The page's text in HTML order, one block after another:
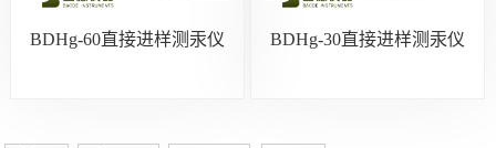
BDHg-60直接进样测汞仪 BDHg-30直接进样测汞仪